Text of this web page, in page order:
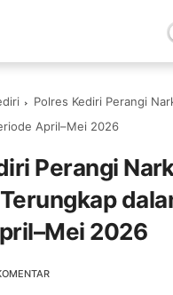
Polres Kediri Perangi
April–Mei 2026
Perangi
2026